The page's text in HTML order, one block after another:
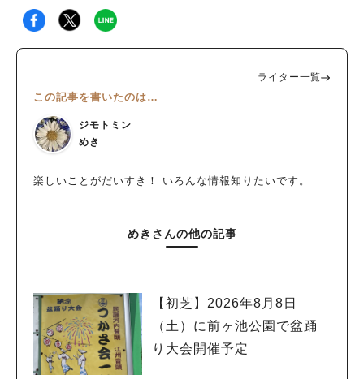
ライター一覧
この記事を書いたのは…
ジモトミン
めき
楽しいことがだいすき！ いろんな情報知りたいです。
めきさんの他の記事
【初芝】2026年8月8日
（土）に前ヶ池公園で盆踊
り大会開催予定